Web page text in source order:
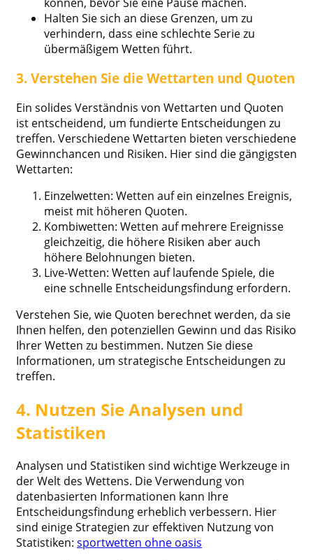
Halten Sie sich an diese Grenzen, um zu
verhindern, dass eine schlechte Serie zu
übermäßigem Wetten führt.
3. Verstehen Sie die Wettarten und Quoten
Ein solides Verständnis von Wettarten und Quoten
ist entscheidend, um fundierte Entscheidungen zu
treffen. Verschiedene Wettarten bieten verschiedene
Gewinnchancen und Risiken. Hier sind die gängigsten
Wettarten:
Einzelwetten: Wetten auf ein einzelnes Ereignis,
meist mit höheren Quoten.
Kombiwetten: Wetten auf mehrere Ereignisse
gleichzeitig, die höhere Risiken aber auch
höhere Belohnungen bieten.
Live-Wetten: Wetten auf laufende Spiele, die
eine schnelle Entscheidungsfindung erfordern.
Verstehen Sie, wie Quoten berechnet werden, da sie
Ihnen helfen, den potenziellen Gewinn und das Risiko
Ihrer Wetten zu bestimmen. Nutzen Sie diese
Informationen, um strategische Entscheidungen zu
treffen.
4. Nutzen Sie Analysen und
Statistiken
Analysen und Statistiken sind wichtige Werkzeuge in
der Welt des Wettens. Die Verwendung von
datenbasierten Informationen kann Ihre
Entscheidungsfindung erheblich verbessern. Hier
sind einige Strategien zur effektiven Nutzung von
Statistiken: sportwetten ohne oasis